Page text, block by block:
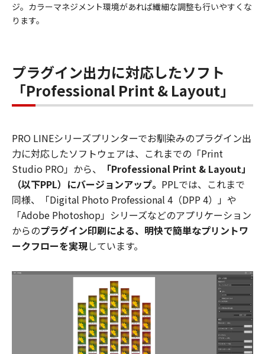
ジ。カラーマネジメント環境があれば繊細な調整も行いやすくな
ります。
プラグイン出力に対応したソフト
「Professional Print & Layout」
PRO LINEシリーズプリンターでお馴染みのプラグイン出
力に対応したソフトウェアは、これまでの「Print
Studio PRO」から、
「Professional Print & Layout」
（以下PPL）にバージョンアップ。 PPLでは、これまで
同様、「Digital Photo Professional 4（DPP 4）」や
「Adobe Photoshop」シリーズなどのアプリケーション
からのプラグイン印刷による、明快で簡単なプリントワ
ークフローを実現しています。